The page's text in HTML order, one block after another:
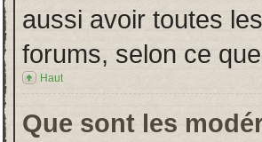
aussi avoir toutes
forums, selon ce
Haut
Que sont les